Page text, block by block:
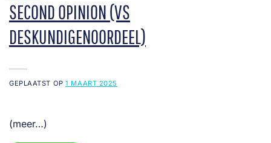
SECOND OPINION (VS
DESKUNDIGENOORDEEL)
GEPLAATST OP1 MAART 2025
(meer…)